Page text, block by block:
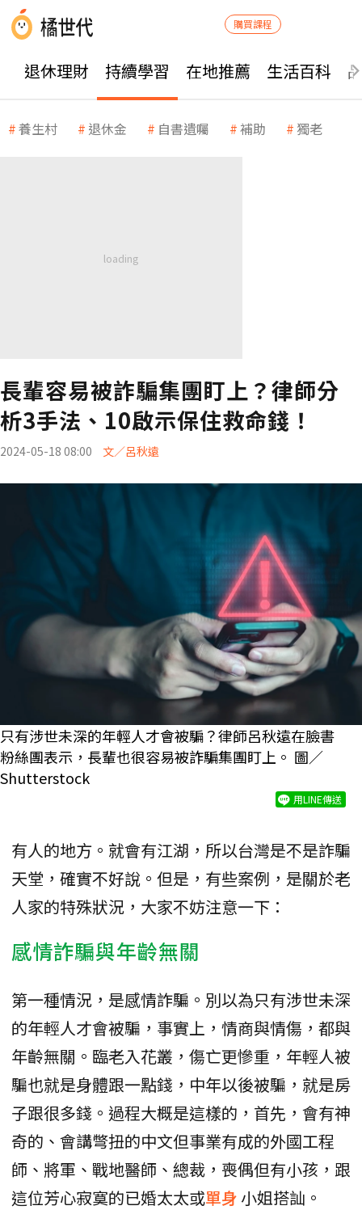
購買課程
退休理財 持續學習 在地推薦 生活百科
養生村 退休金 自書遺囑 補助 獨老
長輩容易被詐騙集團盯上？律師分
析3手法、10啟示保住救命錢！
2024-05-18 08:00 文／呂秋遠
只有涉世未深的年輕人才會被騙？律師呂秋遠在臉書
粉絲團表示，長輩也很容易被詐騙集團盯上。 圖／
Shutterstock
用LINE傳送
有人的地方。就會有江湖，所以台灣是不是詐騙
天堂，確實不好說。但是，有些案例，是關於老
人家的特殊狀況，大家不妨注意一下：
感情詐騙與年齡無關
第一種情況，是感情詐騙。別以為只有涉世未深
的年輕人才會被騙，事實上，情商與情傷，都與
年齡無關。臨老入花叢，傷亡更慘重，年輕人被
騙也就是身體跟一點錢，中年以後被騙，就是房
子跟很多錢。過程大概是這樣的，首先，會有神
奇的、會講彆扭的中文但事業有成的外國工程
師、將軍、戰地醫師、總裁，喪偶但有小孩，跟
這位芳心寂寞的已婚太太或單身 小姐搭訕。